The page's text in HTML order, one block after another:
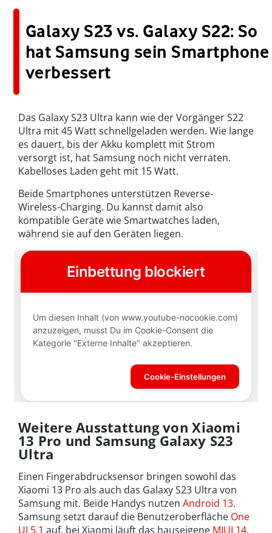
Galaxy S23 vs. Galaxy S22: So
hat Samsung sein Smartphone
verbessert
Das Galaxy S23 Ultra kann wie der Vorgänger S22
Ultra mit 45 Watt schnellgeladen werden. Wie lange
es dauert, bis der Akku komplett mit Strom
versorgt ist, hat Samsung noch nicht verraten.
Kabelloses Laden geht mit 15 Watt.
Beide Smartphones unterstützen Reverse-
Wireless-Charging. Du kannst damit also
kompatible Geräte wie Smartwatches laden,
während sie auf den Geräten liegen.
Weitere Ausstattung von Xiaomi
13 Pro und Samsung Galaxy S23
Ultra
Einen Fingerabdrucksensor bringen sowohl das
Xiaomi 13 Pro als auch das Galaxy S23 Ultra von
Samsung mit. Beide Handys nutzen Android 13.
Samsung setzt darauf die Benutzeroberfläche One
UI 5.1 auf, bei Xiaomi läuft das hauseigene MIUI 14.